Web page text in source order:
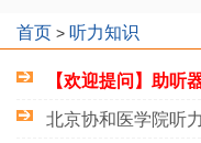
首页 > 听力知识
【欢迎提问】助听
北京协和医学院听